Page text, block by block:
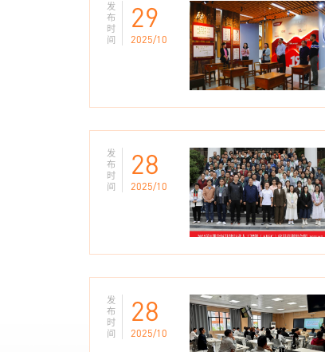
发
布
时
间
29
2025/10
发
布
时
间
28
2025/10
发
布
时
间
28
2025/10